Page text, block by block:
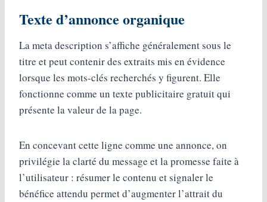
Texte d’annonce organique
La meta description s’affiche généralement sous le
titre et peut contenir des extraits mis en évidence
lorsque les mots-clés recherchés y figurent. Elle
fonctionne comme un texte publicitaire gratuit qui
présente la valeur de la page.
En concevant cette ligne comme une annonce, on
privilégie la clarté du message et la promesse faite à
l’utilisateur : résumer le contenu et signaler le
bénéfice attendu permet d’augmenter l’attrait du